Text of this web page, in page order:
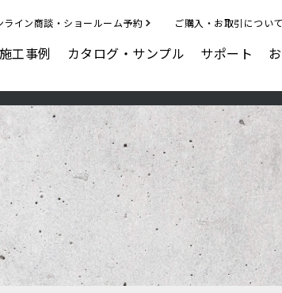
ライン商談・ショールーム予約 ご購入・お取引について
tone
補修材
クラックフィラー
ディボットパッチ
その他
ハルメジ
施工事例 カタログ・サンプル サポート